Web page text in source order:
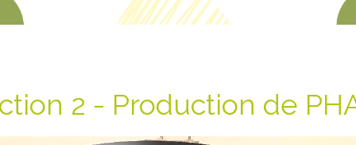
2 - Production de